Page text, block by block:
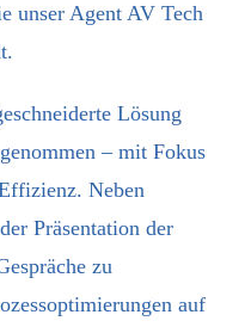
unser Agent AV Tech
Lösung
– mit Fokus
Neben
Präsentation der
zu
auf